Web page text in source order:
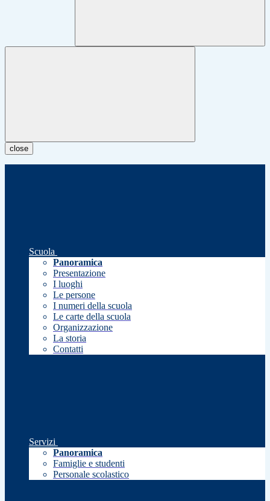
close
Scuola
Panoramica
Presentazione
I luoghi
Le persone
I numeri della scuola
Le carte della scuola
Organizzazione
La storia
Contatti
Servizi
Panoramica
Famiglie e studenti
Personale scolastico